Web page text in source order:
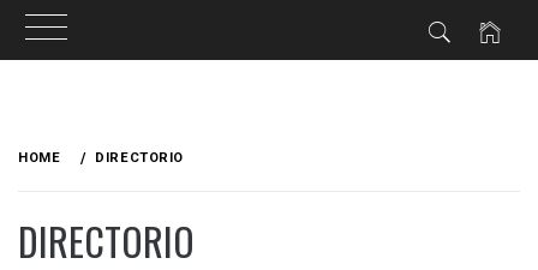
HOME DIRECTORIO
DIRECTORIO